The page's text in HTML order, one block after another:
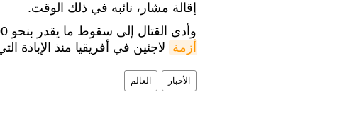
إقالة مشار، نائبه في ذلك الوقت.
وأدى القتال إلى سقوط ما يقدر بنحو 400 ألف قتيل وإلى مجاعة
أزمة
لاجئين في أفريقيا منذ الإبادة التي
الأخبار العالم